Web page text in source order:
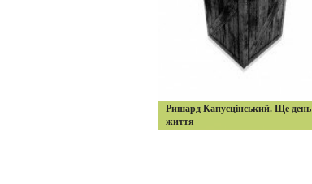
Ришард Капусцінський. Ще день
життя